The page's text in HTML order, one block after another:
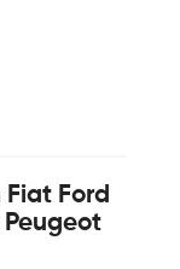
Ford
Peugeot